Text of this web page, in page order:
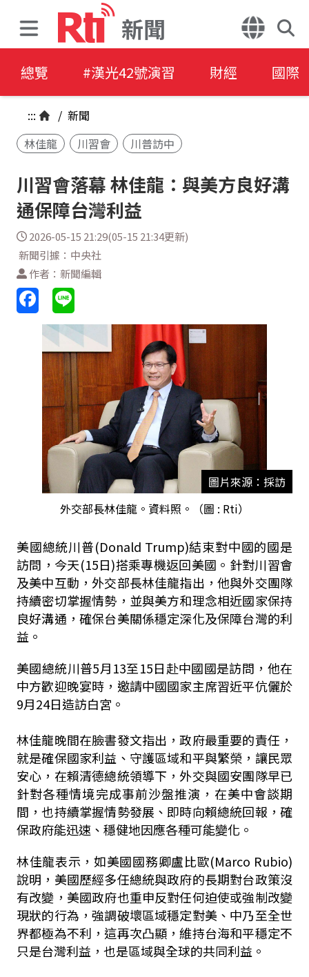
新聞
總覽 #漢光42號演習 財經 國際
::: / 新聞
林佳龍
川習會 川普訪中
川習會落幕 林佳龍：與美方良好溝
通保障台灣利益
2026-05-15 21:29(05-15 21:34更新)
新聞引據：中央社
作者：新聞編輯
圖片來源：採訪
外交部長林佳龍。資料照。（圖 : Rti）
美國總統川普(Donald Trump)結束對中國的國是
訪問，今天(15日)搭乘專機返回美國。針對川習會
及美中互動，外交部長林佳龍指出，他與外交團隊
持續密切掌握情勢，並與美方和理念相近國家保持
良好溝通，確保台美關係穩定深化及保障台灣的利
益。
美國總統川普5月13至15日赴中國國是訪問，他在
中方歡迎晚宴時，邀請中國國家主席習近平伉儷於
9月24日造訪白宮。
林佳龍晚間在臉書發文指出，政府最重要的責任，
就是確保國家利益、守護區域和平與繁榮，讓民眾
安心，在賴清德總統領導下，外交與國安團隊早已
針對各種情境完成事前沙盤推演，在美中會談期
間，也持續掌握情勢發展、即時向賴總統回報，確
保政府能迅速、穩健地因應各種可能變化。
林佳龍表示，如美國國務卿盧比歐(Marco Rubio)
說明，美國歷經多任總統與政府的長期對台政策沒
有改變，美國政府也重申反對任何迫使或強制改變
現狀的行為，強調破壞區域穩定對美、中乃至全世
界都極為不利，這再次凸顯，維持台海和平穩定不
只是台灣利益，也是區域與全球的共同利益。